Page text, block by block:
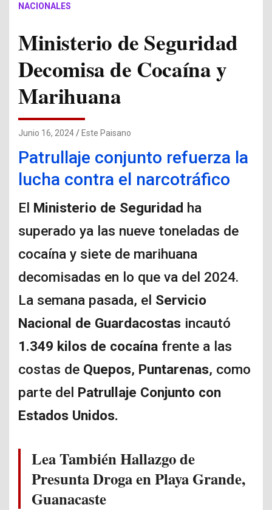
NACIONALES
Ministerio de Seguridad
Decomisa de Cocaína y
Marihuana
Junio 16, 2024 Este Paisano
Patrullaje conjunto refuerza la
lucha contra el narcotráfico
El Ministerio de Seguridad ha
superado ya las nueve toneladas de
cocaína y siete de marihuana
decomisadas en lo que va del 2024.
La semana pasada, el Servicio
Nacional de Guardacostas incautó
1.349 kilos de cocaína frente a las
costas de Quepos, Puntarenas, como
parte del Patrullaje Conjunto con
Estados Unidos.
Lea TambiénHallazgo de
Presunta Droga en Playa Grande,
Guanacaste